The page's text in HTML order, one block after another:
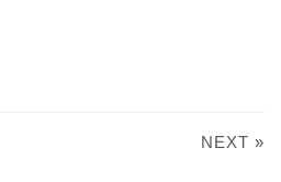
NEXT »